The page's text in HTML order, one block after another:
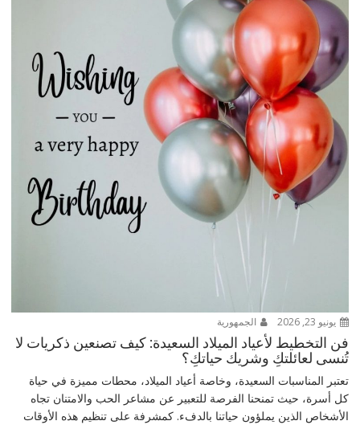
يونيو 23, 2026 الجمهورية
فن التخطيط لأعياد الميلاد السعيدة: كيف تصنعين ذكريات لا
تُنسى لعائلتكِ وشريك حياتكِ؟
تعتبر المناسبات السعيدة، وخاصة أعياد الميلاد، محطات مميزة في حياة
كل أسرة، حيث تمنحنا الفرصة للتعبير عن مشاعر الحب والامتنان تجاه
الأشخاص الذين يملؤون حياتنا بالدفء. كمشرفة على تنظيم هذه الأوقات